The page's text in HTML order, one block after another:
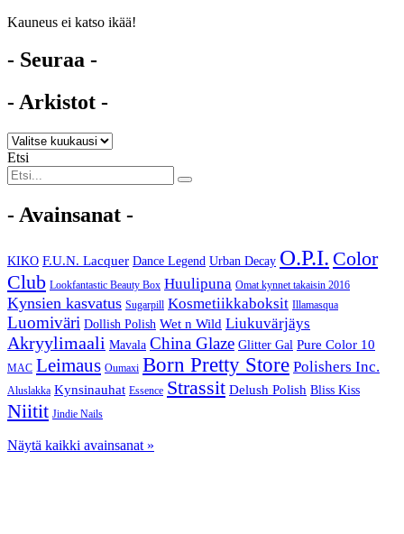
Kauneus ei katso ikää!
- Seuraa -
- Arkistot -
Etsi
- Avainsanat -
KIKO F.U.N. Lacquer Dance Legend Urban Decay O.P.I. Color
Club Lookfantastic Beauty Box Huulipuna Omat kynnet takaisin 2016
Kynsien kasvatus Sugarpill Kosmetiikkaboksit Illamasqua
Luomiväri Dollish Polish Wet n Wild Liukuvärjäys
Akryylimaali Mavala China Glaze Glitter Gal Pure Color 10
MAC Leimaus Oumaxi Born Pretty Store Polishers Inc.
Aluslakka Kynsinauhat Essence Strassit Delush Polish Bliss Kiss
Niitit Jindie Nails
Näytä kaikki avainsanat »